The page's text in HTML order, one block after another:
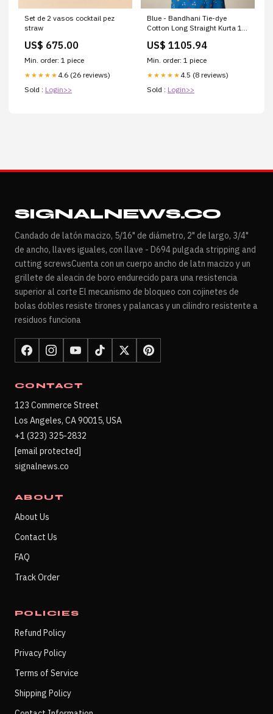
Set de 2 vasos cocktail pez
straw
US$ 675.00
Min. order: 1 piece
★★★★★ 4.6 (26 reviews)
Sold : Login>>
Blue - Bandhani Tie-dye
Cotton Long Straight Kurta 14
US$ 1105.94
Min. order: 1 piece
★★★★★ 4.5 (8 reviews)
Sold : Login>>
SIGNALNEWS.CO
Candado de latón macizo, 5/16" de diámetro, 2" de largo, 3/4"
de ancho, llaves iguales, con llave - D694 pulgada stripping and
cutting screwsCuenta con un cuerpo ancho de latn macizo y un
grillete de aleacin de boro endurecido para una resistencia
superior al corte El mecanismo de bloqueo con cojinetes de
bolas dobles resiste tirones y palancas y un cilindro resistente a
residuos funciona
CONTACT
123 Commerce Street
Los Angeles, CA 90015, USA
+1 (323) 325-2832
[email protected]
signalnews.co
ABOUT
About Us
Contact Us
FAQ
Track Order
POLICIES
Refund Policy
Privacy Policy
Terms of Service
Shipping Policy